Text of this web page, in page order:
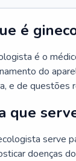
é
é o
do
e de questões
que
serve
doenças